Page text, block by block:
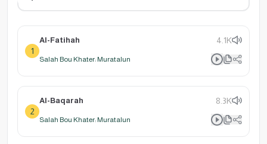
1
Al-Fatihah 4.1K
Salah Bou Khater: Muratalun
2
Al-Baqarah 8.3K
Salah Bou Khater: Muratalun